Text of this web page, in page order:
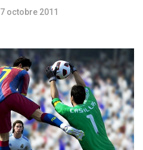
7 octobre 2011